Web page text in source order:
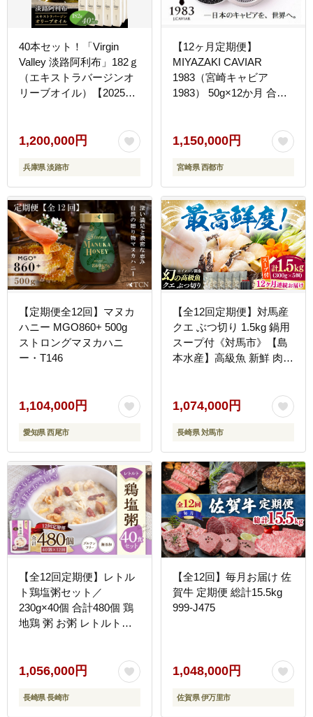
40本セット！「Virgin
Valley 淡路阿利布」182ｇ
（エキストラバージンオ
リーブオイル）【2025年
1,200,000円
兵庫県 淡路市
【12ヶ月定期便】
MIYAZAKI CAVIAR
1983（宮崎キャビア
1983） 50g×12か月 合計
25-23a＞
1,150,000円
宮崎県 西都市
【定期便全12回】マヌカ
ハニー MGO860+ 500g
ストロングマヌカハニ
ー・T146
1,104,000円
愛知県 西尾市
【全12回定期便】対馬産
クエ ぶつ切り 1.5kg 鍋用
スープ付《対馬市》【島
本水産】高級魚 新鮮 肉厚
[WBI025]
1,074,000円
長崎県 対馬市
【全12回定期便】レトル
ト鶏塩粥セット／
230g×40個 合計480個 鶏
地鶏 粥 お粥 レトルト粥
1,056,000円
長崎県 長崎市
【全12回】毎月お届け 佐
賀牛 定期便 総計15.5kg
999-J475
1,048,000円
佐賀県 伊万里市